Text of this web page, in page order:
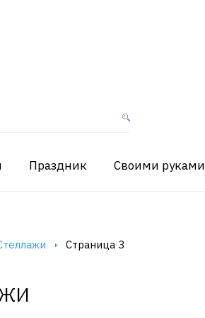
Праздник Своими руками
Страница 3